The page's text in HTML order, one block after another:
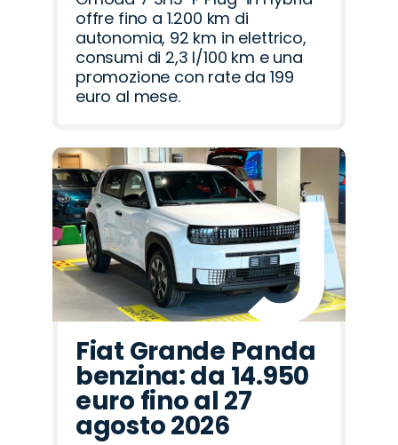
offre fino a 1.200 km di
autonomia, 92 km in elettrico,
consumi di 2,3 l/100 km e una
promozione con rate da 199
euro al mese.
Fiat Grande Panda
benzina: da 14.950
euro fino al 27
agosto 2026